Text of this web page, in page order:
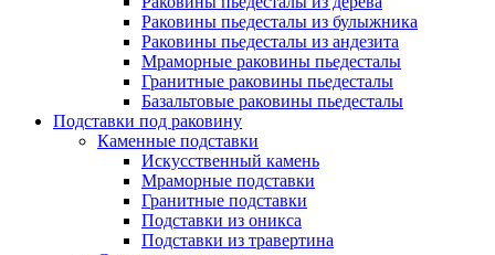
Раковины пьедесталы из булыжника
Раковины пьедесталы из андезита
Мраморные раковины пьедесталы
Гранитные раковины пьедесталы
Базальтовые раковины пьедесталы
Подставки под раковину
Каменные подставки
Искусственный камень
Мраморные подставки
Гранитные подставки
Подставки из оникса
Подставки из травертина